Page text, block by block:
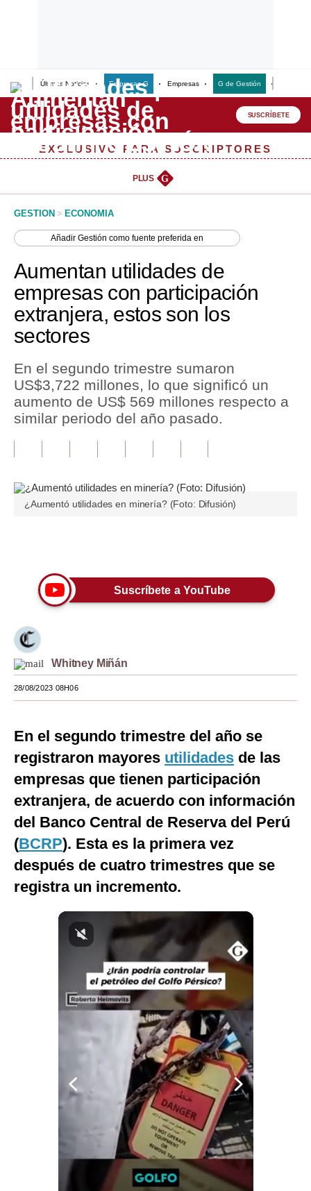
Últimas Noticias Empresas G Empresas G de Gestión
Lo último
Peru Quiosco
Management & Empleo
Perú
Política
Tu Dinero
Finanzas Personales
Inmobiliarias
Plus G
Pregunta de hoy
Lujo
Moda
Estilos
México
España
Internacional
Tecnología
Club del Suscriptor
Mix
G de Gestión
Notas Contratadas
SUSCRÍBETE
EXCLUSIVO PARA SUSCRIPTORES
PLUS G
GESTION > ECONOMIA
AñadirGestión como fuente preferida en
Aumentan utilidades de
empresas con participación
extranjera, estos son los
sectores
En el segundo trimestre sumaron
US$3,722 millones, lo que significó un
aumento de US$ 569 millones respecto a
similar periodo del año pasado.
¿Aumentó utilidades en minería? (Foto: Difusión)
Suscríbete a YouTube
Whitney Miñán
28/08/2023 08H06
En el segundo trimestre del año se
registraron mayores utilidades de las
empresas que tienen participación
extranjera, de acuerdo con información
del Banco Central de Reserva del Perú
(BCRP). Esta es la primera vez
después de cuatro trimestres que se
registra un incremento.